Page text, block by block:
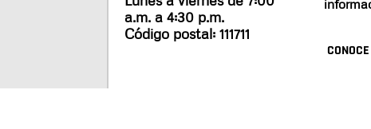
a.m. a 4:30 p.m.
Código postal: 111711